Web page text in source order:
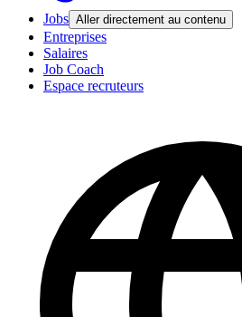
Jobs Aller directement au contenu
Entreprises
Salaires
Job Coach
Espace recruteurs